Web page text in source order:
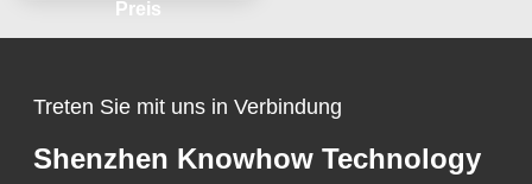
Interferenzschutz
Preis
Treten Sie mit uns in Verbindung
Shenzhen Knowhow Technology